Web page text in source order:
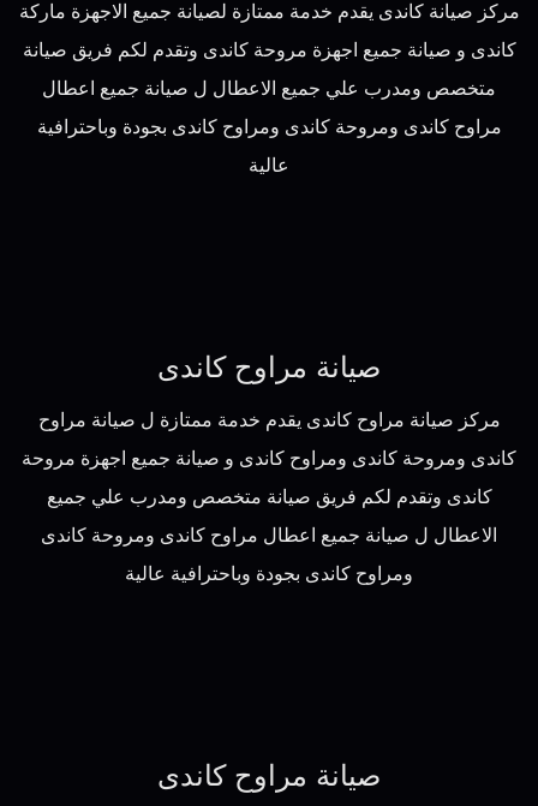
مركز صيانة كاندى يقدم خدمة ممتازة لصيانة جميع الاجهزة ماركة
كاندى و صيانة جميع اجهزة مروحة كاندى وتقدم لكم فريق صيانة
متخصص ومدرب علي جميع الاعطال ل صيانة جميع اعطال
مراوح كاندى ومروحة كاندى ومراوح كاندى بجودة وباحترافية
عالية
صيانة مراوح كاندى
مركز صيانة مراوح كاندى يقدم خدمة ممتازة ل صيانة مراوح
كاندى ومروحة كاندى ومراوح كاندى و صيانة جميع اجهزة مروحة
كاندى وتقدم لكم فريق صيانة متخصص ومدرب علي جميع
الاعطال ل صيانة جميع اعطال مراوح كاندى ومروحة كاندى
ومراوح كاندى بجودة وباحترافية عالية
صيانة مراوح كاندى